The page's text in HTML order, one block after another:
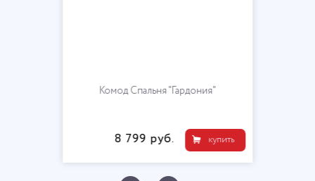
Комод Спальня "Гардония"
купить
8 799 руб.